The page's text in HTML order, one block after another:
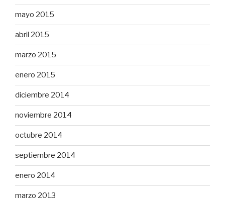
mayo 2015
abril 2015
marzo 2015
enero 2015
diciembre 2014
noviembre 2014
octubre 2014
septiembre 2014
enero 2014
marzo 2013